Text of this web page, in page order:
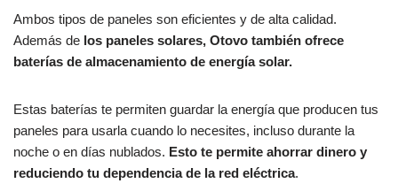
Ambos tipos de paneles son eficientes y de alta calidad.
Además de los paneles solares, Otovo también ofrece
baterías de almacenamiento de energía solar.
Estas baterías te permiten guardar la energía que producen tus
paneles para usarla cuando lo necesites, incluso durante la
noche o en días nublados. Esto te permite ahorrar dinero y
reduciendo tu dependencia de la red eléctrica.